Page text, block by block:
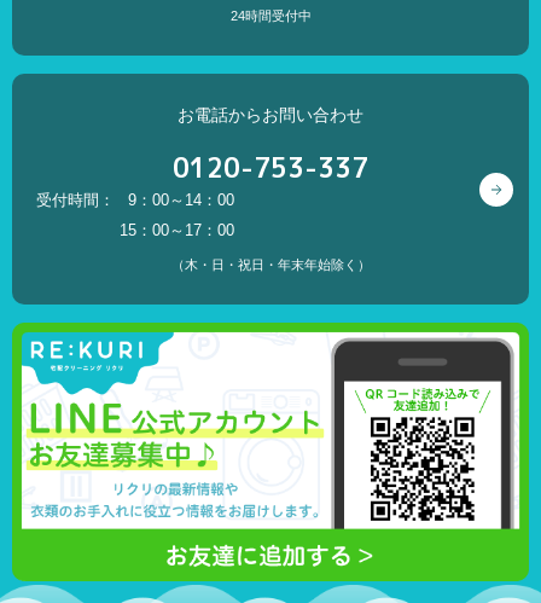
24時間受付中
お電話からお問い合わせ
0120-753-337
受付時間：
9：00～14：00
15：00～17：00
（木・日・祝日・年末年始除く）